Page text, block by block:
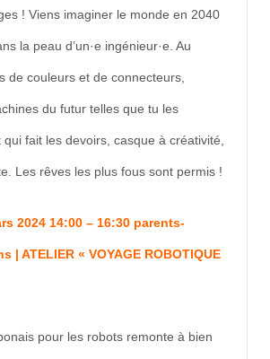
! Viens imaginer le monde en 2040
la peau d’un·e ingénieur·e. Au
de couleurs et de connecteurs,
du futur telles que tu les
fait les devoirs, casque à créativité,
Les rêves les plus fous sont permis !
2024 14:00 – 16:30 parents-
| ATELIER « VOYAGE ROBOTIQUE
pour les robots remonte à bien